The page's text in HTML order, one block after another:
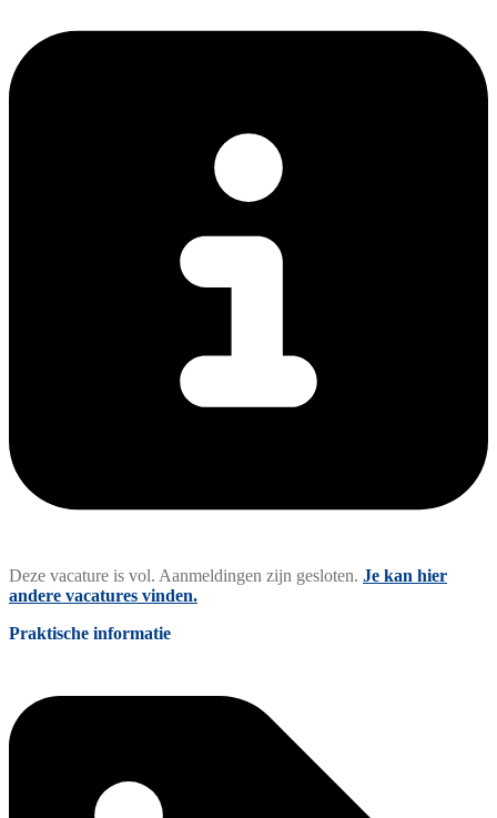
Deze vacature is vol. Aanmeldingen zijn gesloten. Je kan hier
andere vacatures vinden.
Praktische informatie